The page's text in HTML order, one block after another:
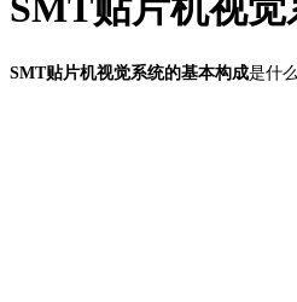
SMT贴片机视
SMT贴片机视觉系统的基本构成是什